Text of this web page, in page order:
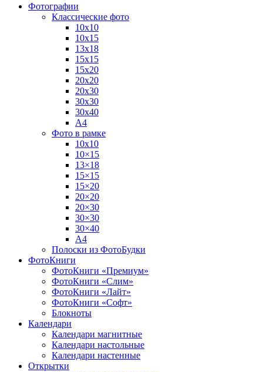
Фотографии
Классические фото
10х10
10х15
13х18
15х15
15х20
20х20
20х30
30х30
30х40
А4
Фото в рамке
10х10
10×15
13×18
15×15
15×20
20×20
20×30
30×30
30×40
A4
Полоски из ФотоБудки
ФотоКниги
ФотоКниги «Премиум»
ФотоКниги «Слим»
ФотоКниги «Лайт»
ФотоКниги «Софт»
Блокноты
Календари
Календари магнитные
Календари настольные
Календари настенные
Открытки